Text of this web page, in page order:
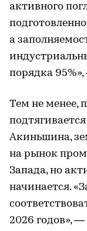
активного
а
порядка
Тем не менее,
Акиньшина,
на рынок
Запада, но
начинается.
2026 годов», —